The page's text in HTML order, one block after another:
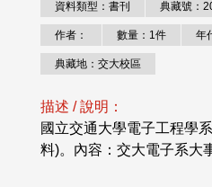
資料類型：書刊 典藏號：
作者： 數量：1件 年
典藏地：交大校區
描述 / 說明：
國立交通大學電子工程學
料)。內容：交大電子系大